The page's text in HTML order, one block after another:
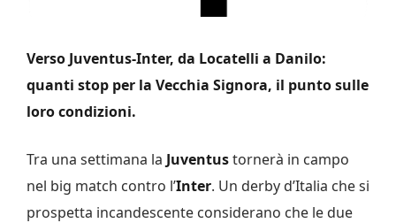
Verso Juventus-Inter, da Locatelli a Danilo:
quanti stop per la Vecchia Signora, il punto sulle
loro condizioni.
Tra una settimana la Juventustornerà in campo
nel big match contro l’Inter. Un derby d’Italia che si
prospetta incandescente considerano che le due